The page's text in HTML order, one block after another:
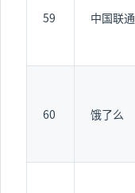
59 中国联通
60 饿了么